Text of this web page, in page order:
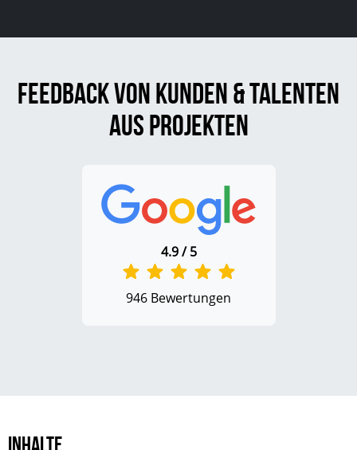
Feedback von Kunden & Talenten
aus Projekten
4.9 / 5
946 Bewertungen
Inhalte